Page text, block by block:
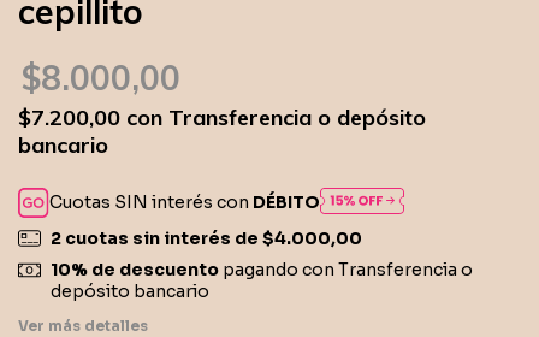
cepillito
$8.000,00
$7.200,00 con Transferencia o depósito
bancario
Cuotas SIN interés con DÉBITO
2 cuotas sin interés de $4.000,00
10% de descuentopagando con Transferencia o
depósito bancario
Ver más detalles